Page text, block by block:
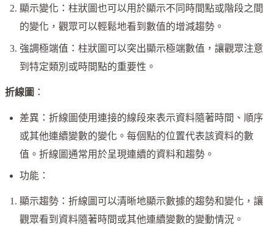
顯示變化：柱狀圖也可以用於顯示不同時間點或階段之間
的變化，觀眾可以輕鬆地看到數值的增減趨勢。
強調極端值：柱狀圖可以突出顯示極端數值，讓觀眾注意
到特定類別或時間點的重要性。
折線圖 ：
差異：折線圖使用連接的線段來表示資料隨著時間、順序
或其他連續變數的變化。每個點的位置代表該資料的數
值。折線圖通常用於呈現連續的資料和趨勢。
功能：
顯示趨勢：折線圖可以清晰地顯示數據的趨勢和變化，讓
觀眾看到資料隨著時間或其他連續變數的變動情況。